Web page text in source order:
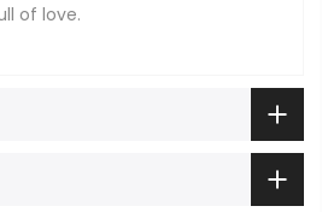
of love.